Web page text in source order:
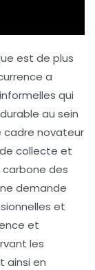
est de plus
a
qui
au sein
cadre novateur
collecte et
des
demande
et
et
les
ainsi en